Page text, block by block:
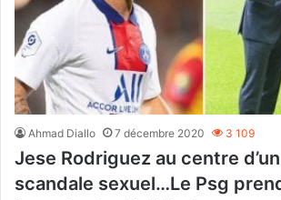
Ahmad Diallo 7 décembre 2020 3 109
Jese Rodriguez au centre
scandale sexuel…Le Psg